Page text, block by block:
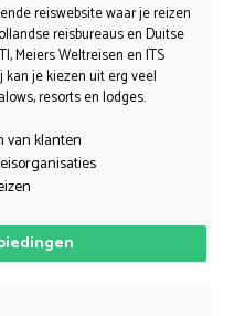
reiswebsite waar je reizen
reisbureaus en Duitse
Meiers Weltreisen en ITS
kan je kiezen uit erg veel
resorts en lodges.
van klanten